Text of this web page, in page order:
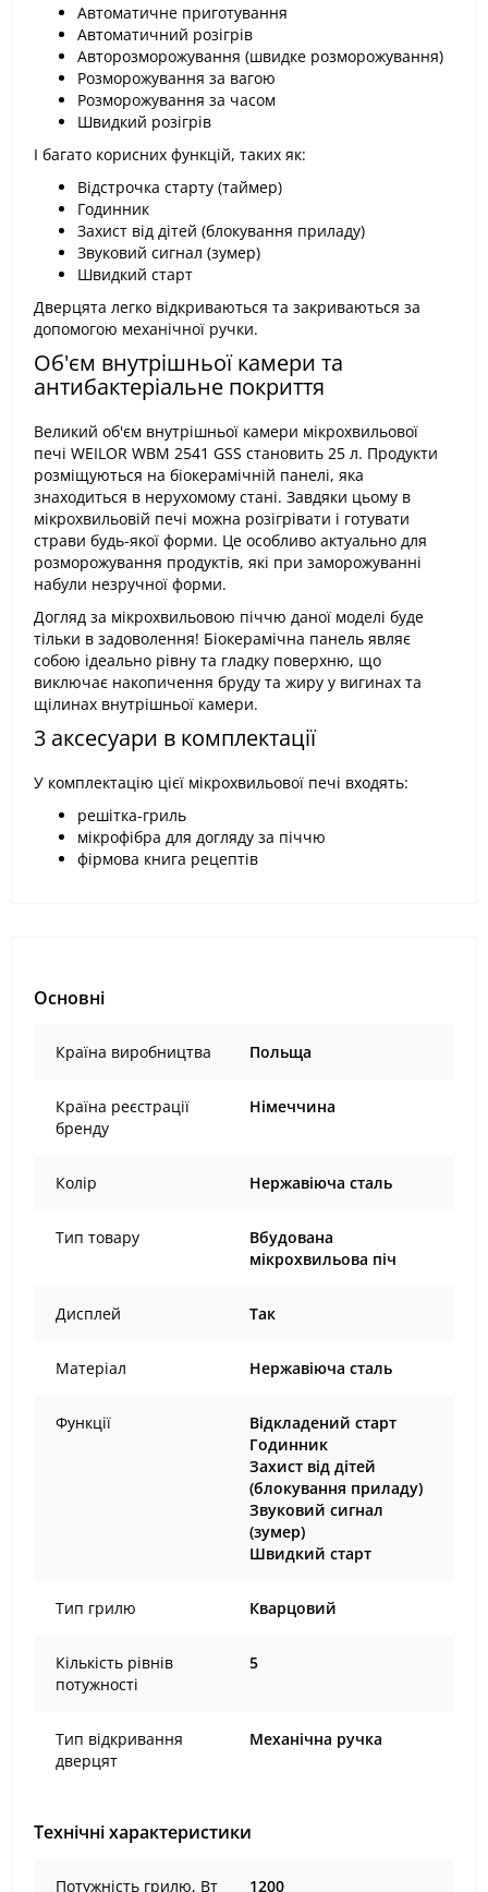
Автоматичне приготування
Автоматичний розігрів
Авторозморожування (швидке розморожування)
Розморожування за вагою
Розморожування за часом
Швидкий розігрів
І багато корисних функцій, таких як:
Відстрочка старту (таймер)
Годинник
Захист від дітей (блокування приладу)
Звуковий сигнал (зумер)
Швидкий старт
Дверцята легко відкриваються та закриваються за
допомогою механічної ручки.
Об'єм внутрішньої камери та
антибактеріальне покриття
Великий об'єм внутрішньої камери мікрохвильової
печі WEILOR WBM 2541 GSS становить 25 л. Продукти
розміщуються на біокерамічній панелі, яка
знаходиться в нерухомому стані. Завдяки цьому в
мікрохвильовій печі можна розігрівати і готувати
страви будь-якої форми. Це особливо актуально для
розморожування продуктів, які при заморожуванні
набули незручної форми.
Догляд за мікрохвильовою піччю даної моделі буде
тільки в задоволення! Біокерамічна панель являє
собою ідеально рівну та гладку поверхню, що
виключає накопичення бруду та жиру у вигинах та
щілинах внутрішньої камери.
3 аксесуари в комплектації
У комплектацію цієї мікрохвильової печі входять:
решітка-гриль
мікрофібра для догляду за піччю
фірмова книга рецептів
Основні
Країна виробництва Польща
Країна реєстрації
бренду
Німеччина
Колір Нержавіюча сталь
Тип товару
Вбудована
мікрохвильова піч
Дисплей Так
Матеріал Нержавіюча сталь
Функції
Відкладений старт
Годинник
Захист від дітей
(блокування приладу)
Звуковий сигнал
(зумер)
Швидкий старт
Тип грилю Кварцовий
Кількість рівнів
потужності
5
Тип відкривання
дверцят
Механічна ручка
Технічні характеристики
Потужність грилю, Вт 1200